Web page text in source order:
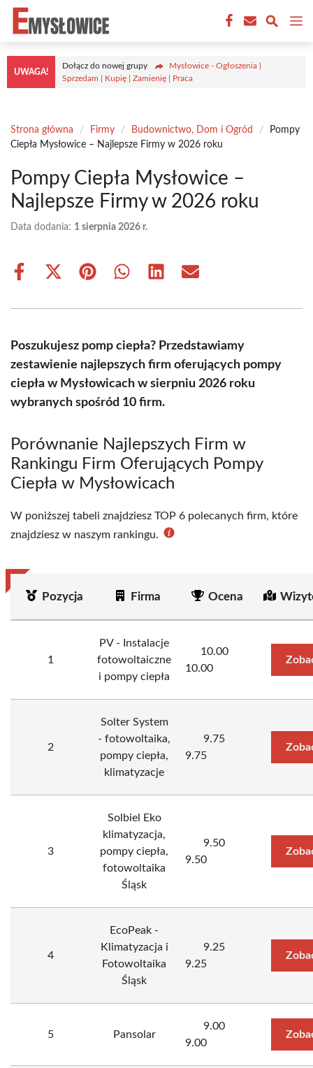
Przejdź
treści
UWAGA!
Dołącz do nowej grupy
Mysłowice - Ogłoszenia |
Sprzedam | Kupię | Zamienię | Praca
Strona główna / Firmy / Budownictwo, Dom i Ogród /
Pompy
Ciepła Mysłowice – Najlepsze Firmy w 2026 roku
Pompy Ciepła Mysłowice –
Najlepsze Firmy w 2026 roku
Data dodania: 1 sierpnia 2026 r.
Share
Share
(Twitter)
Share Share Share Share
Poszukujesz pomp ciepła? Przedstawiamy
zestawienie najlepszych firm oferujących pompy
ciepła w Mysłowicach w sierpniu 2026 roku
wybranych spośród 10 firm.
Porównanie Najlepszych Firm w
Rankingu Firm Oferujących Pompy
Ciepła w Mysłowicach
W poniższej tabeli znajdziesz TOP 6 polecanych firm, które
znajdziesz w naszym rankingu.
Pozycja Firma Ocena
1
PV - Instalacje
fotowoltaiczne
i pompy ciepła
10.00
10.00
2
Solter System
- fotowoltaika,
pompy ciepła,
klimatyzacje
9.75
9.75
3
Solbiel Eko
klimatyzacja,
pompy ciepła,
fotowoltaika
Śląsk
9.50
9.50
4
EcoPeak -
Klimatyzacja i
Fotowoltaika
Śląsk
9.25
9.25
5 Pansolar
9.00
9.00